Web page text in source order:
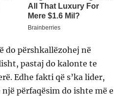
do përshkallëzohej në
pastaj do kalonte te
Edhe fakti që s’ka lider,
përfaqësim do ishte më e